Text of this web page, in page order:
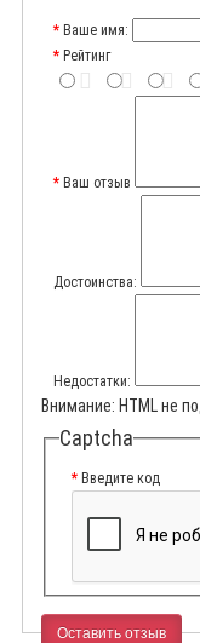
Ваше имя:
Рейтинг
Ваш отзыв
Достоинства:
Недостатки:
Внимание: HTML не
Captcha
Введите код
Оставить отзыв